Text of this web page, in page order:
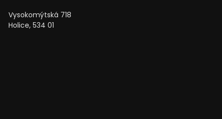
Vysokomýtská 718
Holice, 534 01